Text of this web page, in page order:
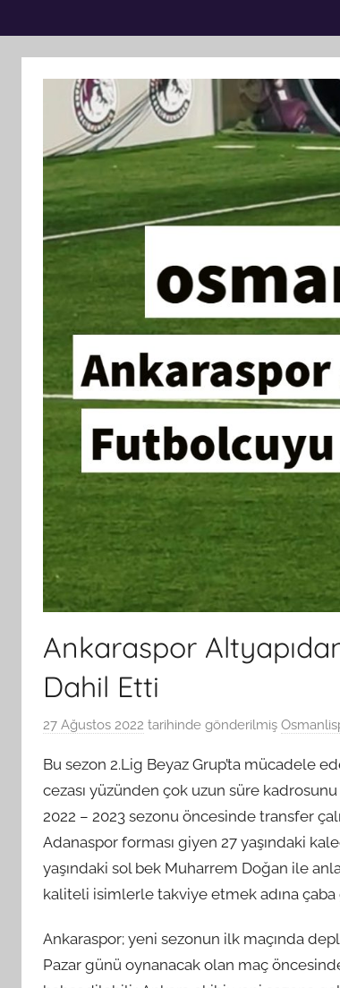
Ankaraspor
Dahil Etti
27 Ağustos 2022 tarihinde gönderilmiş
Bu sezon 2.Lig Beyaz Grup’ta mücadele
cezası yüzünden çok uzun süre
2022 – 2023 sezonu öncesinde transfer
Adanaspor forması giyen 27 yaşındaki
yaşındaki sol bek Muharrem Doğan ile
kaliteli isimlerle takviye etmek adına çaba
Ankaraspor; yeni sezonun ilk maçında
Pazar günü oynanacak olan maç